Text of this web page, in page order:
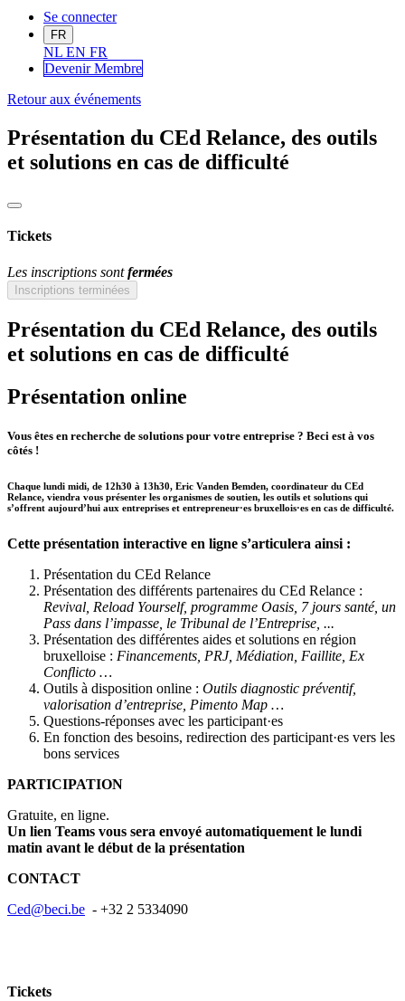
Se connecter
FR
NL EN FR
Devenir Membre
Retour aux événements
Présentation du CEd Relance, des outils
et solutions en cas de difficulté
Tickets
Les inscriptions sontfermées
Inscriptions terminées
Présentation du CEd Relance, des outils
et solutions en cas de difficulté
Présentation online
Vous êtes en recherche de solutions pour votre entreprise ? Beci est à vos
côtés !
Chaque lundi midi, de 12h30 à 13h30, Eric Vanden Bemden, coordinateur du CEd
Relance, viendra vous présenter les organismes de soutien, les outils et solutions qui
s’offrent aujourd’hui aux entreprises et entrepreneur·es bruxellois·es en cas de difficulté.
Cette présentation interactive en ligne s’articulera ainsi :
Présentation du CEd Relance
Présentation des différents partenaires du CEd Relance :
Revival, Reload Yourself, programme Oasis, 7 jours santé, un
Pass dans l’impasse, le Tribunal de l’Entreprise, ...
Présentation des différentes aides et solutions en région
bruxelloise : Financements, PRJ, Médiation, Faillite, Ex
Conflicto …
Outils à disposition online : Outils diagnostic préventif,
valorisation d’entreprise, Pimento Map …
Questions-réponses avec les participant·es
En fonction des besoins, redirection des participant·es vers les
bons services
PARTICIPATION
Gratuite, en ligne.
Un lien Teams vous sera envoyé automatiquement le lundi
matin avant le début de la présentation
CONTACT
Ced@beci.be - +32 2 5334090
Tickets